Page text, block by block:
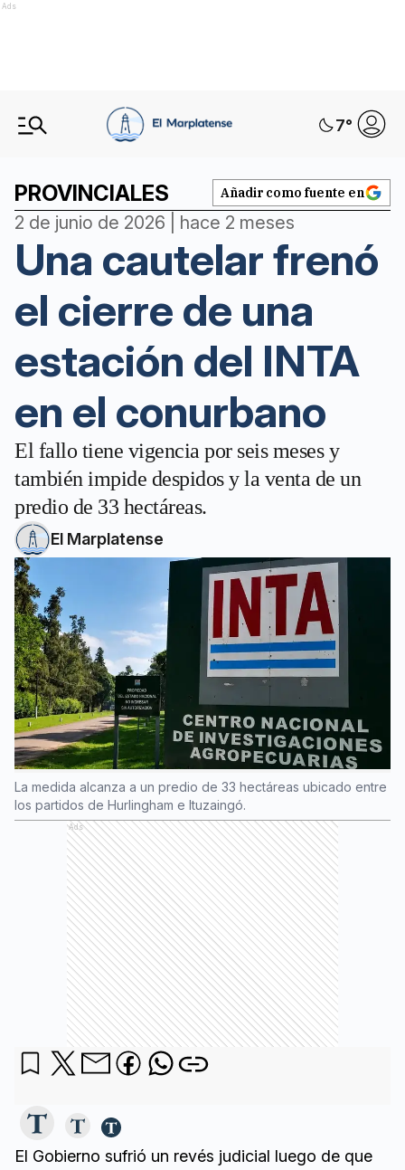
Ads
7°
PROVINCIALES Añadir como fuente en
2 de junio de 2026 | hace 2 meses
Una cautelar frenó
el cierre de una
estación del INTA
en el conurbano
El fallo tiene vigencia por seis meses y
también impide despidos y la venta de un
predio de 33 hectáreas.
El Marplatense
La medida alcanza a un predio de 33 hectáreas ubicado entre
los partidos de Hurlingham e Ituzaingó.
Ads
El Gobierno sufrió un revés judicial luego de que